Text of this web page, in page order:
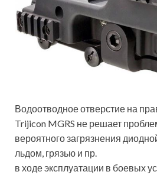
Водоотводное отверстие на
Trijicon MGRS не решает
вероятного загрязнения
льдом, грязью и пр.
в ходе эксплуатации в боевых